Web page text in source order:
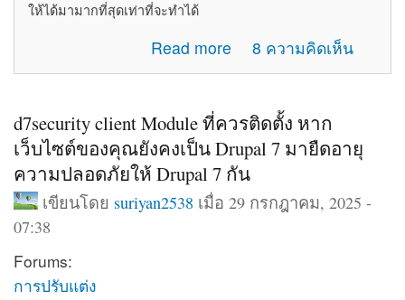
ให้ได้มามากที่สุดเท่าที่จะทำได้
Read more
about แจ้งปัญหาการใช้งานภายในเว็บไซต์8 ความคิดเห็น
d7security client Module ที่ควรติดตั้ง หาก
เว็บไซต์ของคุณยังคงเป็น Drupal 7 มายืดอายุ
ความปลอดภัยให้ Drupal 7 กัน
เขียนโดย suriyan2538 เมื่อ 29 กรกฎาคม, 2025 -
07:38
Forums:
การปรับแต่ง